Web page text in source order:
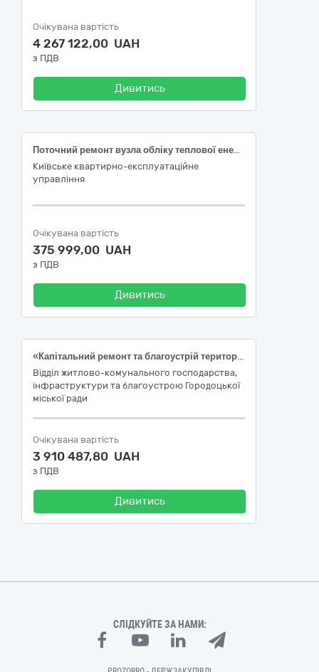
Очікувана вартість
4 267 122,00 UAH
з ПДВ
Дивитись
Поточний ремонт вузла обліку теплової енергії будівлі № ** військового містечка № ** в м. Києві
Київське квартирно-експлуатаційне
управління
Очікувана вартість
375 999,00 UAH
з ПДВ
Дивитись
«Капітальний ремонт та благоустрій території біля будинку по вул. Станційна 17/2 м. Городок, Хмельницька область» (коригування)»
Відділ житлово-комунального господарства,
інфраструктури та благоустрою Городоцької
міської ради
Очікувана вартість
3 910 487,80 UAH
з ПДВ
Дивитись
СЛІДКУЙТЕ ЗА НАМИ: